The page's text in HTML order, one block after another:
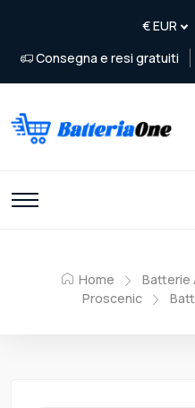
Consegna e resi gratuiti
Home
Batterie
Proscenic